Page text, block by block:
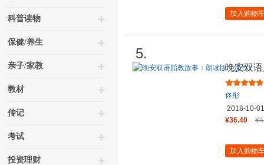
科普读物
保健/养生
亲子/家教
教材
传记
考试
投资理财
加入购物
5.
晚安双
佟彤
2018-10-01
¥36.40
加入购物